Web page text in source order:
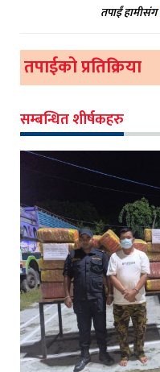
तपाईं हामीसंग
तपाईको प्रतिक्रिया
सम्बन्धित शीर्षकहरु